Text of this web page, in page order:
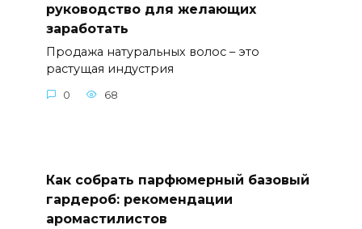
руководство для желающих
заработать
Продажа натуральных волос – это
растущая индустрия
0 68
Как собрать парфюмерный базовый
гардероб: рекомендации
аромастилистов